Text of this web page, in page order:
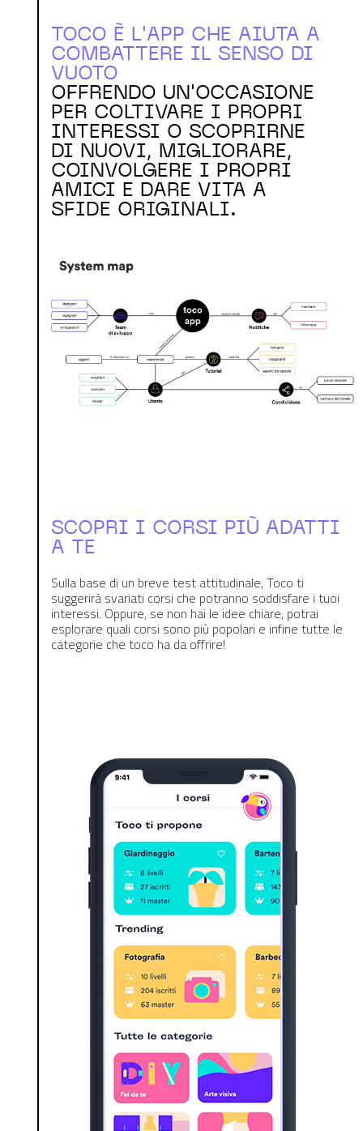
TOCO È L'APP CHE AIUTA A
COMBATTERE IL SENSO DI
VUOTO
OFFRENDO UN'OCCASIONE
PER COLTIVARE I PROPRI
INTERESSI O SCOPRIRNE
DI NUOVI, MIGLIORARE,
COINVOLGERE I PROPRI
AMICI E DARE VITA A
SFIDE ORIGINALI.
SCOPRI I CORSI PIÙ ADATTI
A TE
Sulla base di un breve test attitudinale, Toco ti
suggerirà svariati corsi che potranno soddisfare i tuoi
interessi. Oppure, se non hai le idee chiare, potrai
esplorare quali corsi sono più popolari e infine tutte le
categorie che toco ha da offrire!